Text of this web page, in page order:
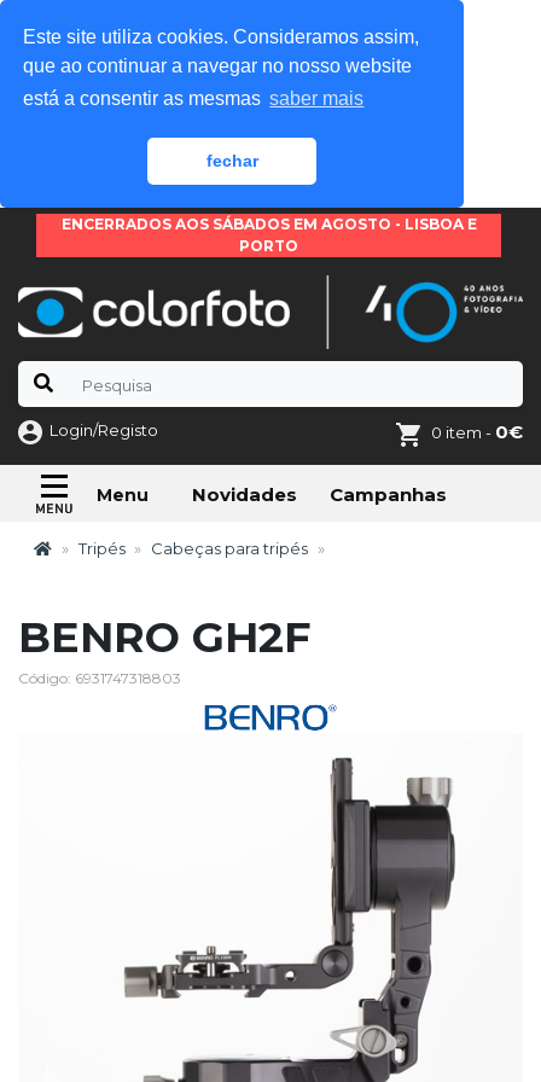
Este site utiliza cookies. Consideramos assim,
que ao continuar a navegar no nosso website
está a consentir as mesmas saber mais
fechar
ENCERRADOS AOS SÁBADOS EM AGOSTO - LISBOA E
PORTO
Login/Registo 0 item - 0€
Menu Novidades Campanhas
Tripés Cabeças para tripés
BENRO GH2F
Código: 6931747318803